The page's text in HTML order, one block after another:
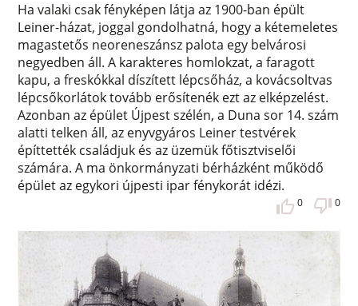
Ha valaki csak fényképen látja az 1900-ban épült
Leiner-házat, joggal gondolhatná, hogy a kétemeletes
magastetős neoreneszánsz palota egy belvárosi
negyedben áll. A karakteres homlokzat, a faragott
kapu, a freskókkal díszített lépcsőház, a kovácsoltvas
lépcsőkorlátok tovább erősítenék ezt az elképzelést.
Azonban az épület Újpest szélén, a Duna sor 14. szám
alatti telken áll, az enyvgyáros Leiner testvérek
építtették családjuk és az üzemük főtisztviselői
számára. A ma önkormányzati bérházként működő
épület az egykori újpesti ipar fénykorát idézi.
0 0